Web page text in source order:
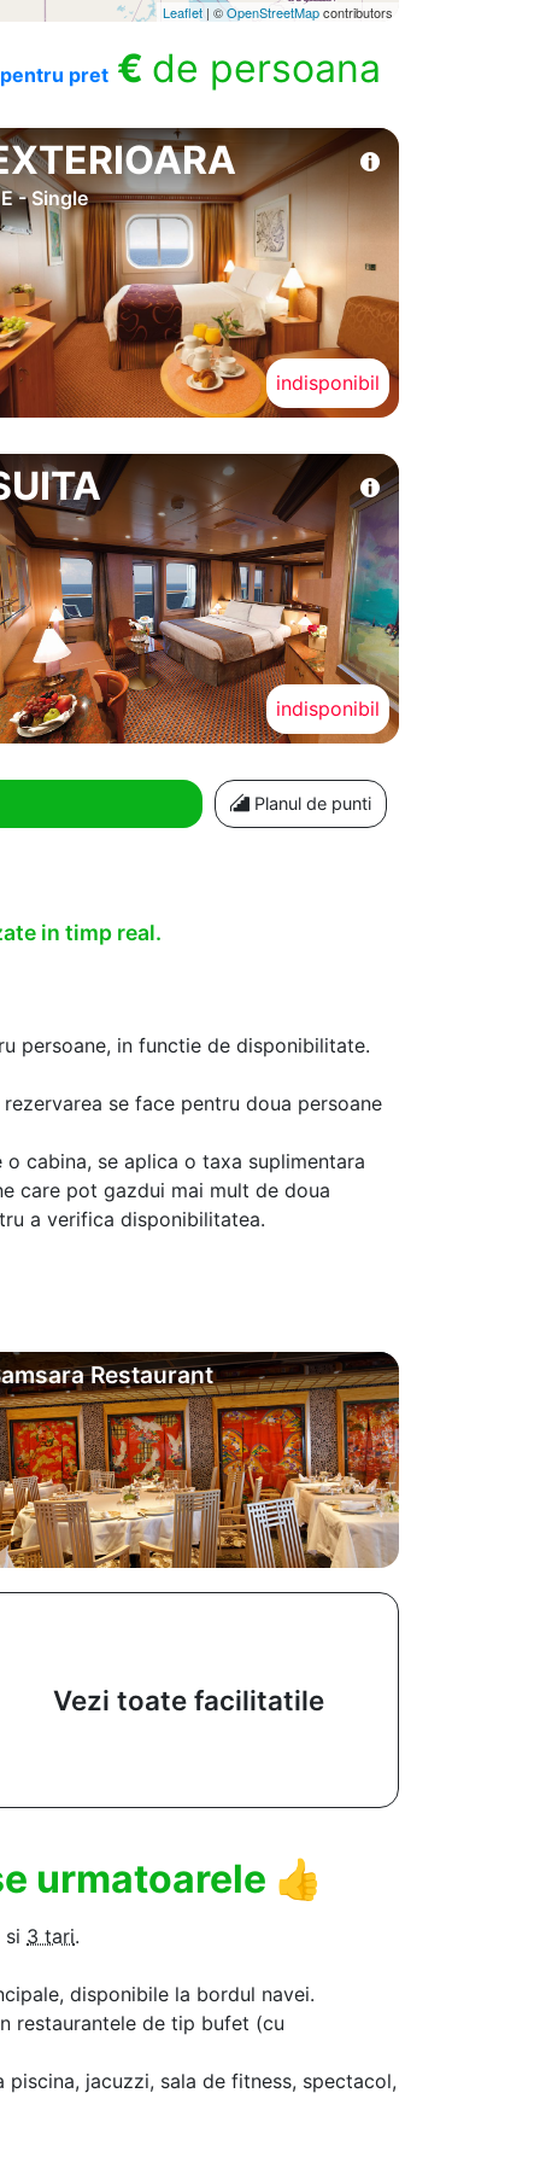
Leaflet | ©OpenStreetMapcontributors
pret € de persoana
- Single
indisponibil
indisponibil
Planul de punti
in timp real.
persoane, in functie de disponibilitate.
se face pentru doua persoane
cabina, se aplica o taxa suplimentara
care pot gazdui mai mult de doua
a verifica disponibilitatea.
Restaurant
Vezi toate facilitatile
urmatoarele 👍
si 3 tari.
disponibile la bordul navei.
restaurantele de tip bufet (cu
jacuzzi, sala de fitness, spectacol,